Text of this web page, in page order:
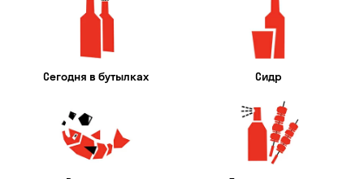
Сегодня в бутылках Сидр